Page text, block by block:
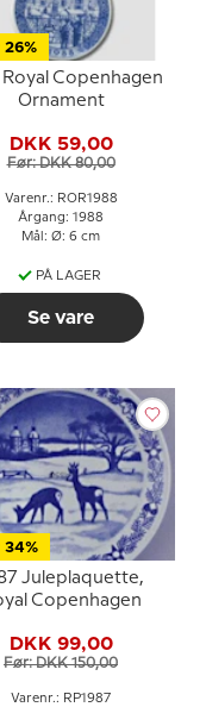
26%
Royal Copenhagen
Ornament
DKK 59,00
Før: DKK 80,00
Varenr.: ROR1988
Årgang: 1988
Mål: Ø: 6 cm
PÅ LAGER
Se vare
34%
Juleplaquette,
Copenhagen
DKK 99,00
Før: DKK 150,00
Varenr.: RP1987